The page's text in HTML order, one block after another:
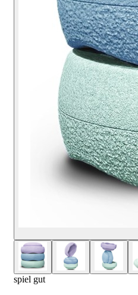
spiel gut